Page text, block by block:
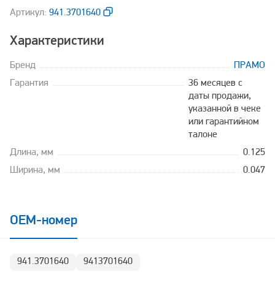
Aртикул: 941.3701640
Характеристики
Бренд
ПРАМО
Гарантия
36 месяцев с
даты продажи,
указанной в чеке
или гарантийном
талоне
Длина, мм
0.125
Ширина, мм
0.047
OEM-номер
941.3701640 9413701640